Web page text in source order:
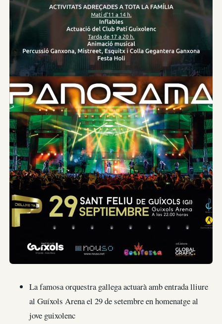
La famosa orquestra gallega actuarà amb entrada lliure
al Guíxols Arena el 29 de setembre en homenatge al
jove guixolenc